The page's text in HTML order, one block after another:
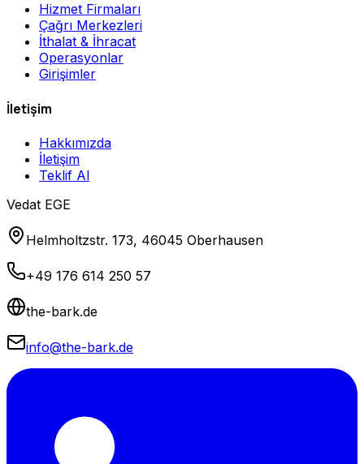
Hizmet Firmaları
Çağrı Merkezleri
İthalat & İhracat
Operasyonlar
Girişimler
İletişim
Hakkımızda
İletişim
Teklif Al
Vedat EGE
Helmholtzstr. 173, 46045 Oberhausen
+49 176 614 250 57
the-bark.de
info@the-bark.de